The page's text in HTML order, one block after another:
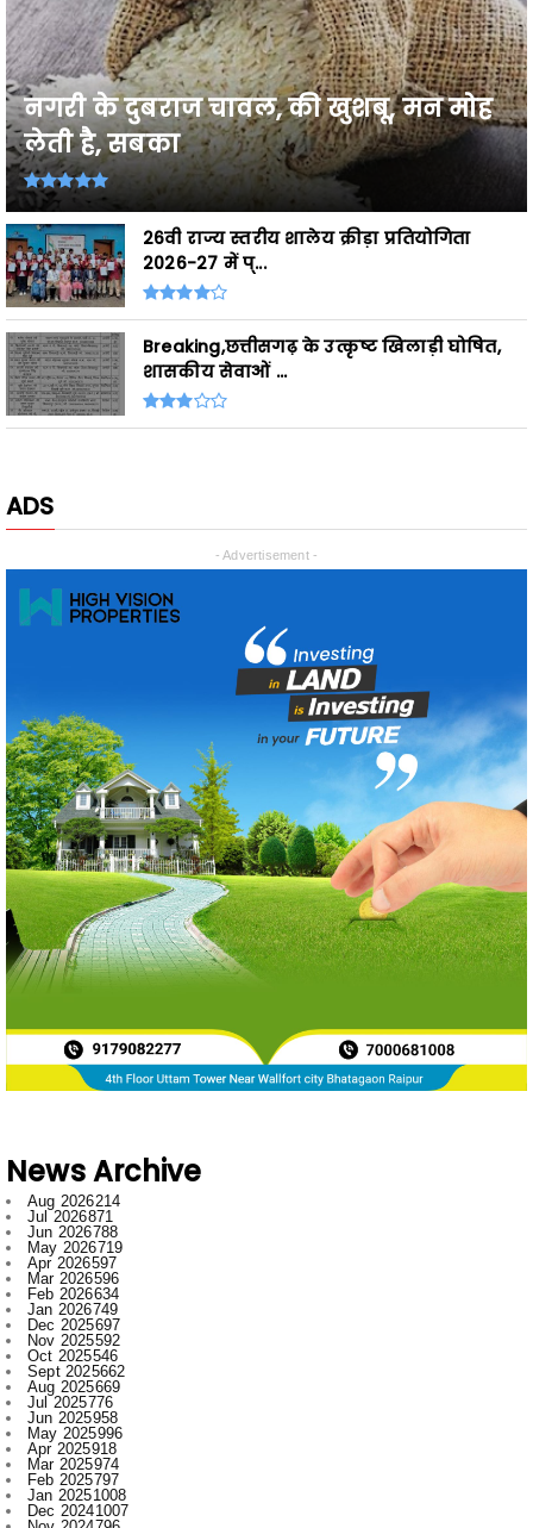
नगरी के दुबराज चावल, की खुशबू, मन मोह
लेती है, सबका
26वी राज्य स्तरीय शालेय क्रीड़ा प्रतियोगिता
2026-27 में प्...
Breaking,छत्तीसगढ़ के उत्कृष्ट खिलाड़ी घोषित,
शासकीय सेवाओं ...
ADS
- Advertisement -
News Archive
Aug 2026214
Jul 2026871
Jun 2026788
May 2026719
Apr 2026597
Mar 2026596
Feb 2026634
Jan 2026749
Dec 2025697
Nov 2025592
Oct 2025546
Sept 2025662
Aug 2025669
Jul 2025776
Jun 2025958
May 2025996
Apr 2025918
Mar 2025974
Feb 2025797
Jan 20251008
Dec 20241007